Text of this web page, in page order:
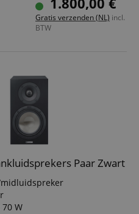
homecinema-systemen
Gratis verzenden (NL) incl.
BTW
Paar Zwart
W